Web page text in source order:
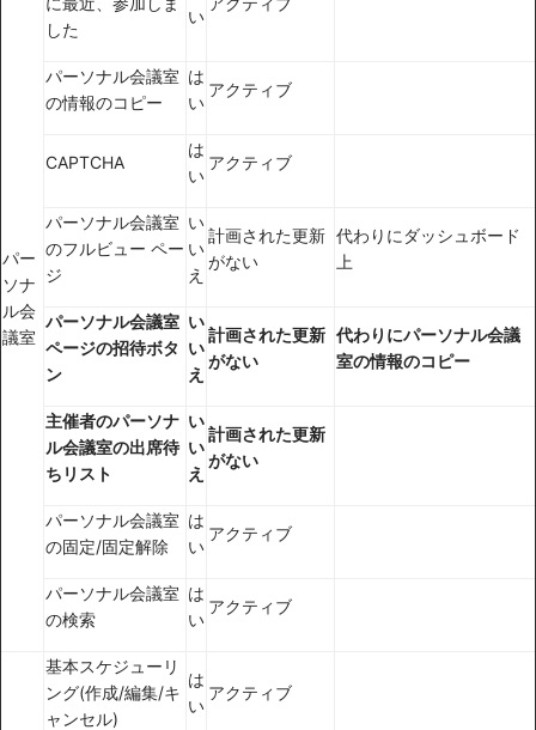
パー
ソナ
ル会
議室
した
い
パーソナル会議室
の情報のコピー
は
い
アクティブ
CAPTCHA
は
い
アクティブ
パーソナル会議室
のフルビュー ペー
ジ
い
い
え
計画された更新
がない
代わりにダッシュボード
上
パーソナル会議室
ページの招待ボタ
ン
い
い
え
計画された更新
がない
代わりにパーソナル会議
室の情報のコピー
主催者のパーソナ
ル会議室の出席待
ちリスト
い
い
え
計画された更新
がない
パーソナル会議室
の固定/固定解除
は
い
アクティブ
パーソナル会議室
の検索
は
い
アクティブ
基本スケジューリ
ング(作成/編集/キ
ャンセル)
は
い
アクティブ